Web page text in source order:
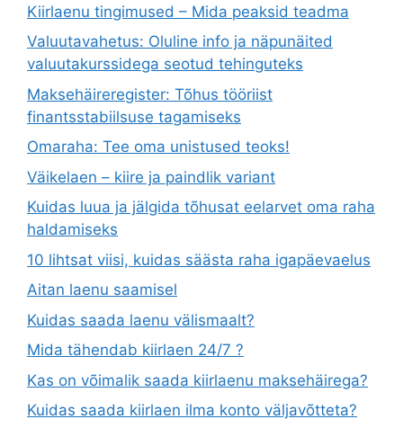
Kiirlaenu tingimused – Mida peaksid teadma
Valuutavahetus: Oluline info ja näpunäited
valuutakurssidega seotud tehinguteks
Maksehäireregister: Tõhus tööriist
finantsstabiilsuse tagamiseks
Omaraha: Tee oma unistused teoks!
Väikelaen – kiire ja paindlik variant
Kuidas luua ja jälgida tõhusat eelarvet oma raha
haldamiseks
10 lihtsat viisi, kuidas säästa raha igapäevaelus
Aitan laenu saamisel
Kuidas saada laenu välismaalt?
Mida tähendab kiirlaen 24/7 ?
Kas on võimalik saada kiirlaenu maksehäirega?
Kuidas saada kiirlaen ilma konto väljavõtteta?